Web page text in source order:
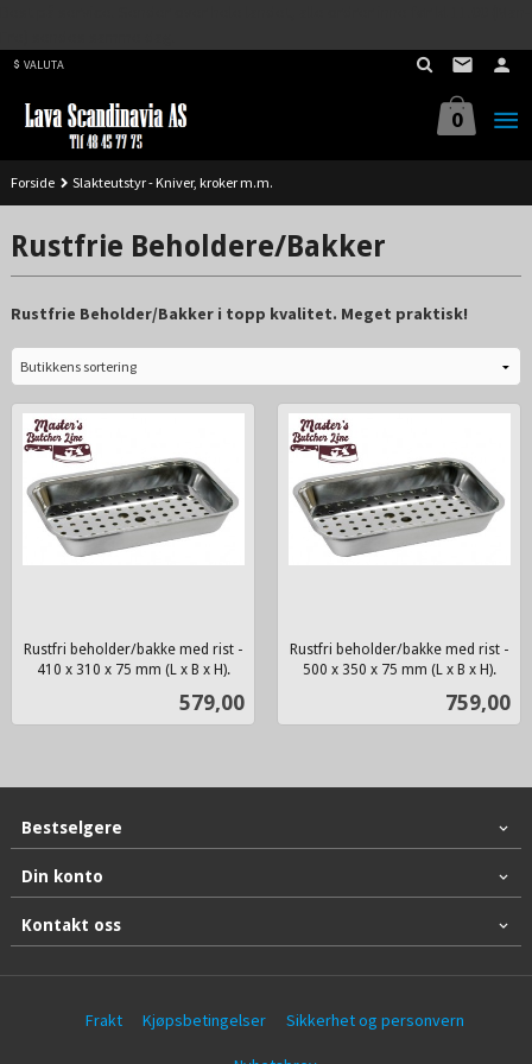
VALUTA
0
Forside Slakteutstyr - Kniver, kroker m.m.
Rustfrie Beholdere/Bakker
Rustfrie Beholder/Bakker i topp kvalitet. Meget praktisk!
Rustfri beholder/bakke med rist -
410 x 310 x 75 mm (L x B x H).
Pris
579,00
Rustfri beholder/bakke med rist -
500 x 350 x 75 mm (L x B x H).
Pris
759,00
Bestselgere
Din konto
Kontakt oss
Frakt Kjøpsbetingelser Sikkerhet og personvern